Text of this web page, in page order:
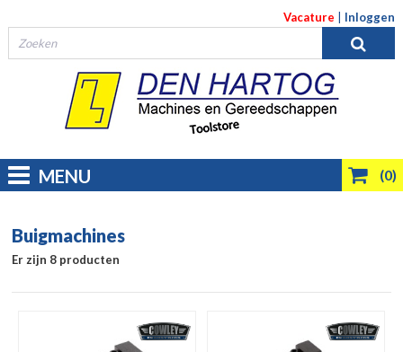
Vacature Inloggen
(0)
MENU
Buigmachines
Er zijn 8 producten